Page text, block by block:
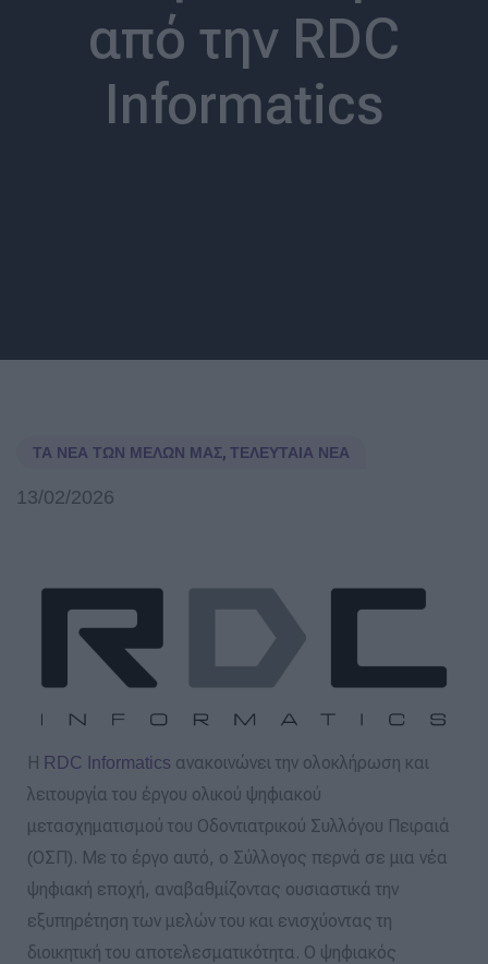
από την RDC
Informatics
ΤΑ ΝΈΑ ΤΩΝ ΜΕΛΏΝ ΜΑΣ, ΤΕΛΕΥΤΑΊΑ ΝΈΑ
13/02/2026
Η RDC Informatics ανακοινώνει την ολοκλήρωση και
λειτουργία του έργου ολικού ψηφιακού
μετασχηματισμού του Οδοντιατρικού Συλλόγου Πειραιά
(ΟΣΠ). Με το έργο αυτό, ο Σύλλογος περνά σε μια νέα
ψηφιακή εποχή, αναβαθμίζοντας ουσιαστικά την
εξυπηρέτηση των μελών του και ενισχύοντας τη
διοικητική του αποτελεσματικότητα. Ο ψηφιακός